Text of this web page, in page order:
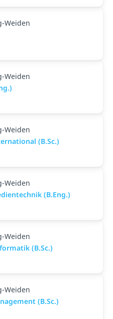
Weiden
Weiden
Weiden
(B.Sc.)
Weiden
(B.Eng.)
Weiden
(B.Sc.)
Weiden
(B.Sc.)